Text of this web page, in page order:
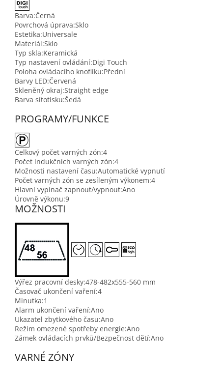
Barva:Černá
Povrchová úprava:Sklo
Estetika:Universale
Materiál:Sklo
Typ skla:Keramická
Typ nastavení ovládání:Digi Touch
Poloha ovládacího knoflíku:Přední
Barvy LED:Červená
Skleněný okraj:Straight edge
Barva sítotisku:Šedá
PROGRAMY/FUNKCE
Celkový počet varných zón:4
Počet indukčních varných zón:4
Možnosti nastavení času:Automatické vypnutí
Počet varných zón se zesíleným výkonem:4
Hlavní vypínač zapnout/vypnout:Ano
Úrovně výkonu:9
MOŽNOSTI
Výřez pracovní desky:478-482x555-560 mm
Časovač ukončení vaření:4
Minutka:1
Alarm ukončení vaření:Ano
Ukazatel zbytkového času:Ano
Režim omezené spotřeby energie:Ano
Zámek ovládacích prvků/Bezpečnost dětí:Ano
VARNÉ ZÓNY